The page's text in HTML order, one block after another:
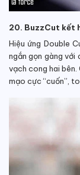
20. BuzzCut kết
Hiệu ứng Double
ngắn gọn gàng
vạch cong hai bên.
mạo cực “cuốn”,